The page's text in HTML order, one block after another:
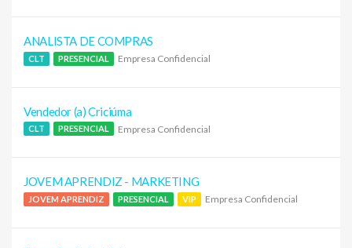
ANALISTA DE COMPRAS
CLT PRESENCIAL Empresa Confidencial
Vendedor (a) Criciúma
CLT PRESENCIAL Empresa Confidencial
JOVEM APRENDIZ - MARKETING
JOVEM APRENDIZ PRESENCIAL VIP Empresa Confidencial